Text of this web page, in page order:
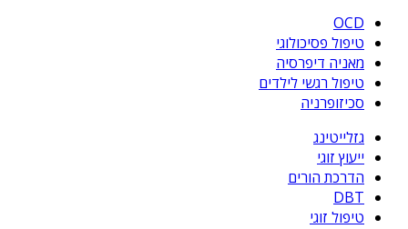
OCD
טיפול פסיכולוגי
מאניה דיפרסיה
טיפול רגשי לילדים
סכיזופרניה
גזלייטינג
ייעוץ זוגי
הדרכת הורים
DBT
טיפול זוגי